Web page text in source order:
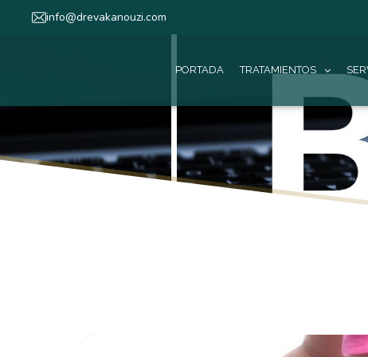
info@drevakanouzi.com
PORTADA TRATAMIENTOS